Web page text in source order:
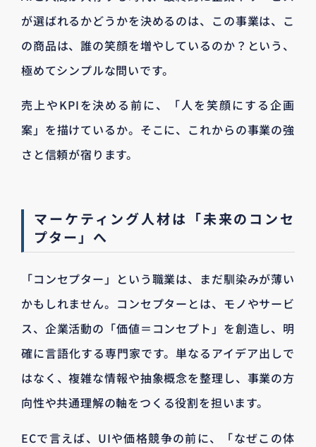
が選ばれるかどうかを決めるのは、この事業は、こ
の商品は、誰の笑顔を増やしているのか？という、
極めてシンプルな問いです。
売上やKPIを決める前に、「人を笑顔にする企画
案」を描けているか。そこに、これからの事業の強
さと信頼が宿ります。
マーケティング人材は「未来のコンセ
プター」へ
「コンセプター」という職業は、まだ馴染みが薄い
かもしれません。コンセプターとは、モノやサービ
ス、企業活動の「価値＝コンセプト」を創造し、明
確に言語化する専門家です。単なるアイデア出しで
はなく、複雑な情報や抽象概念を整理し、事業の方
向性や共通理解の軸をつくる役割を担います。
ECで言えば、UIや価格競争の前に、「なぜこの体